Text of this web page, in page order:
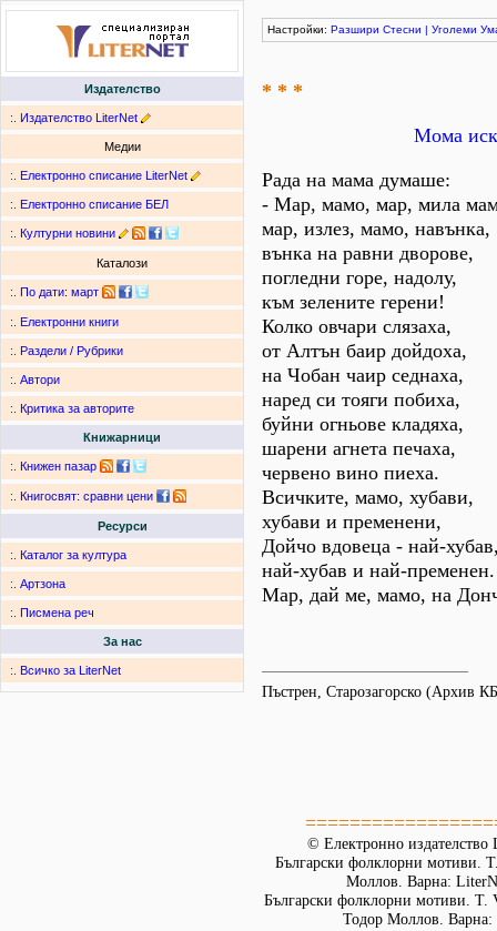
Издателство
:. Издателство LiterNet
Медии
:. Електронно списание LiterNet
:. Електронно списание БЕЛ
:. Културни новини
Каталози
:. По дати: март
:. Електронни книги
:. Раздели / Рубрики
:. Автори
:. Критика за авторите
Книжарници
:. Книжен пазар
:. Книгосвят: сравни цени
Ресурси
:. Каталог за култура
:. Артзона
:. Писмена реч
За нас
:. Всичко за LiterNet
Настройки: Разшири Стесни | Уголеми
* * *
Мома
Рада на мама думаше:
- Мар, мамо, мар, мила
мар, излез, мамо, навънка,
вънка на равни дворове,
погледни горе, надолу,
към зелените герени!
Колко овчари слязаха,
от Алтън баир дойдоха,
на Чобан чаир седнаха,
наред си тояги побиха,
буйни огньове кладяха,
шарени агнета печаха,
червено вино пиеха.
Всичките, мамо, хубави,
хубави и пременени,
Дойчо вдовеца - най-
най-хубав и най-пременен.
Мар, дай ме, мамо, на
Пъстрен, Старозагорско (Архив
© Електронно издателство
Български фолклорни мотиви.
Моллов. Варна:
Български фолклорни мотиви.
Тодор Моллов. Варна: